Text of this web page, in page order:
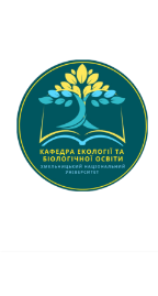
Перейти
до
вмісту